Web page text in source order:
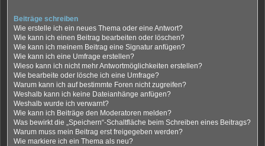
Beiträge schreiben
Wie erstelle ich ein neues Thema oder eine Antwort?
Wie kann ich einen Beitrag bearbeiten oder löschen?
Wie kann ich meinem Beitrag eine Signatur anfügen?
Wie kann ich eine Umfrage erstellen?
Wieso kann ich nicht mehr Antwortmöglichkeiten erstellen?
Wie bearbeite oder lösche ich eine Umfrage?
Warum kann ich auf bestimmte Foren nicht zugreifen?
Weshalb kann ich keine Dateianhänge anfügen?
Weshalb wurde ich verwarnt?
Wie kann ich Beiträge den Moderatoren melden?
Was bewirkt die „Speichern“-Schaltfläche beim Schreiben eines Beitrags?
Warum muss mein Beitrag erst freigegeben werden?
Wie markiere ich ein Thema als neu?